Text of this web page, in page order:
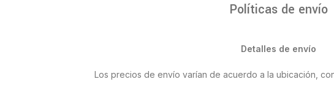
Políticas de envío
Detalles de envío
Los precios de envío varían de acuerdo a la ubicación,